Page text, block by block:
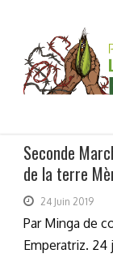
Seconde
de la terre
24 Juin 2019
Par Minga de
Emperatriz. 24